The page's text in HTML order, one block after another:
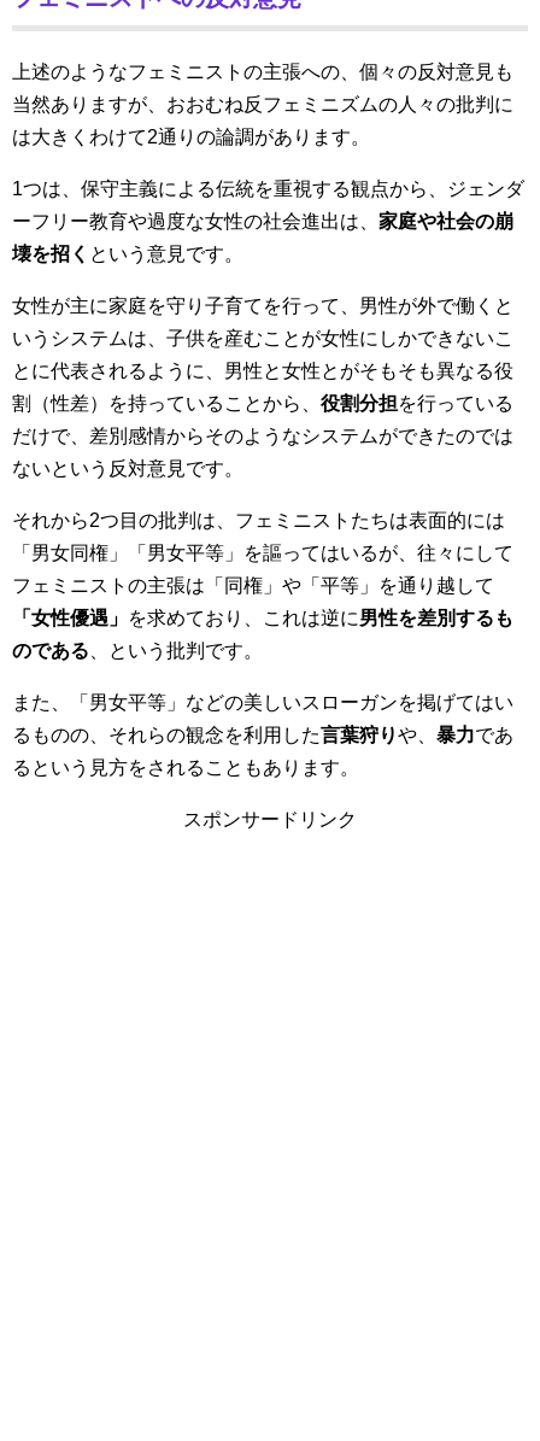
上述のようなフェミニストの主張への、個々の反対意見も
当然ありますが、おおむね反フェミニズムの人々の批判に
は大きくわけて2通りの論調があります。
1つは、保守主義による伝統を重視する観点から、ジェンダ
ーフリー教育や過度な女性の社会進出は、 家庭や社会の崩
壊を招く という意見です。
女性が主に家庭を守り子育てを行って、男性が外で働くと
いうシステムは、子供を産むことが女性にしかできないこ
とに代表されるように、男性と女性とがそもそも異なる役
割（性差）を持っていることから、 役割分担を行っている
だけで、差別感情からそのようなシステムができたのでは
ないという反対意見です。
それから2つ目の批判は、フェミニストたちは表面的には
「男女同権」「男女平等」を謳ってはいるが、往々にして
フェミニストの主張は「同権」や「平等」を通り越して
「女性優遇」 を求めており、これは逆に男性を差別するも
のである 、という批判です。
また、「男女平等」などの美しいスローガンを掲げてはい
るものの、それらの観念を利用した言葉狩りや、 暴力であ
るという見方をされることもあります。
スポンサードリンク